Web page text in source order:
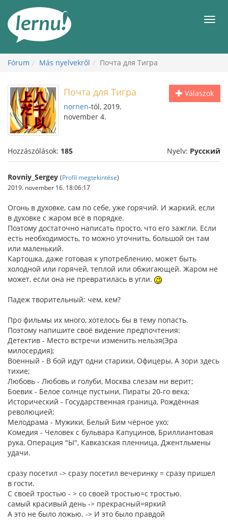
Fórum Más nyelvekről Почта для Тигра
Válaszok
Почта для Тигра
nornen-tól, 2019.
november 4.
Hozzászólások: 185 Nyelv: Русский
Rovniy_Sergey (Profil megtekintése)
2019. november 16. 18:06:17
Огонь в духовке, сам по себе, уже горячий. И жаркий, если
в духовке с жаром всё в порядке.
Поэтому достаточно написать просто, что его зажгли. Если
есть необходимость, то можно уточнить, большой он там
или маленький.
Картошка, даже готовая к употреблению, может быть
холодной или горячей, теплой или обжигающей. Жаром не
может, если она не превратилась в угли.
Падеж творительный: чем, кем?
Про фильмы их много, хотелось бы в тему попасть.
Поэтому напишите своё видение предпочтения:
Детектив - Место встречи изменить нельзя(Эра
милосердия);
Военный - В бой идут одни старики, Офицеры, А зори здесь
тихие;
Любовь - Любовь и голуби, Москва слезам ни верит;
Боевик - Белое солнце пустыни, Пираты 20-го века;
Исторический - Государственная граница, Рождённая
революцией;
Мелодрама - Мужики, Белый Бим чёрное ухо;
Комедия - Человек с бульвара Капуцинов, Бриллиантовая
рука, Операция "Ы", Кавказская пленница, Джентльмены
удачи.
сразу посетил -> сразу посетил вечеринку = сразу пришел
в гости.
С своей тростью - > со своей тростью=с тростью.
самый красивый день -> прекрасный=яркий
А это не было ложью. -> И это было правдой